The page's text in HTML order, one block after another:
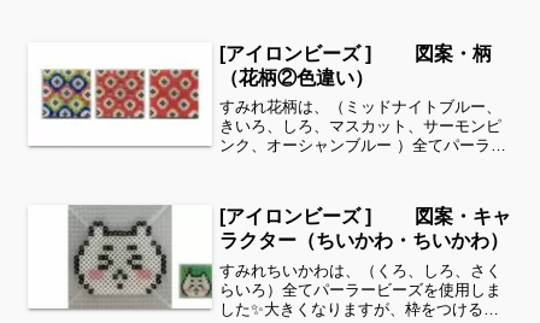
案もぜひ覗いてみてください^ ^細い所は
強度が脆くなりますの...
[アイロンビーズ ] 図案・柄
（花柄②色違い）
すみれ花柄は、（ミッドナイトブルー、
きいろ、しろ、マスカット、サーモンピ
ンク、オーシャンブルー ）全てパーラー
入れて仕上げました↓個人的にはこちらの
方が好きかもしれな...
[アイロンビーズ ] 図案・キャ
ラクター（ちいかわ・ちいかわ）
すみれちいかわは、（くろ、しろ、さく
らいろ）全てパーラービーズを使用しま
した✨大きくなりますが、枠をつけるの